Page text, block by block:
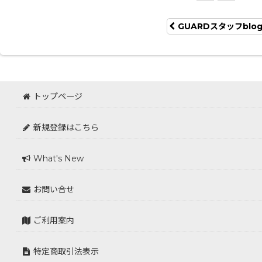
GUARDスタッフblog
トップページ
新規登録はこちら
What's New
お問い合せ
ご利用案内
特定商取引法表示